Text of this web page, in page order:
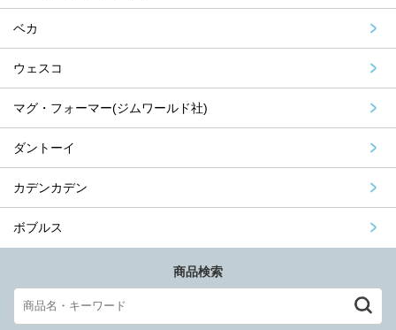
ベカ
ウェスコ
マグ・フォーマー(ジムワールド社)
ダントーイ
カデンカデン
ボブルス
商品検索